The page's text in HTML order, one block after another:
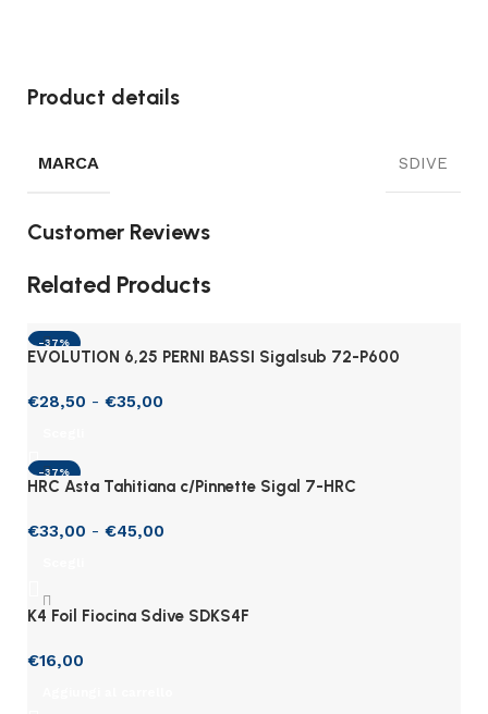
Product details
MARCA SDIVE
Customer Reviews
Related Products
-37%
EVOLUTION 6,25 PERNI BASSI Sigalsub 72-P600
€28,50 - €35,00
-37%
HRC Asta Tahitiana c/Pinnette Sigal 7-HRC
€33,00 - €45,00
K4 Foil Fiocina Sdive SDKS4F
€16,00